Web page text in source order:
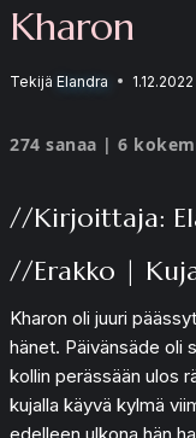
Kharon
Tekijä Elandra 1.12.2022
274 sanaa | 6
//Kirjoittaja:
//Erakko |
Kharon oli juuri
hänet. Päivänsäde oli
kollin perässään ulos
kujalla käyvä kylmä
edelleen ulkona hän